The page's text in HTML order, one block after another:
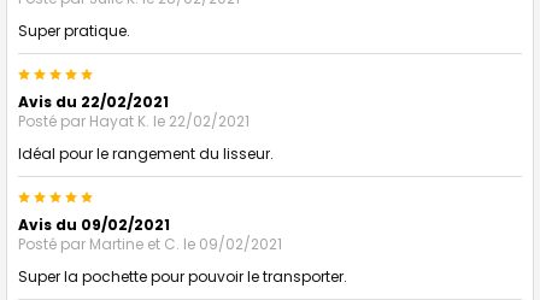
Super pratique.
5
Avis du 22/02/2021
Posté par Hayat K. le 22/02/2021
Idéal pour le rangement du lisseur.
5
Avis du 09/02/2021
Posté par Martine et C. le 09/02/2021
Super la pochette pour pouvoir le transporter.